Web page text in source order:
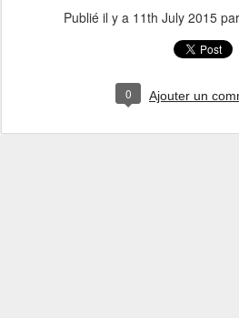
Publié il y a 11th July 2015par
0 Ajouter un